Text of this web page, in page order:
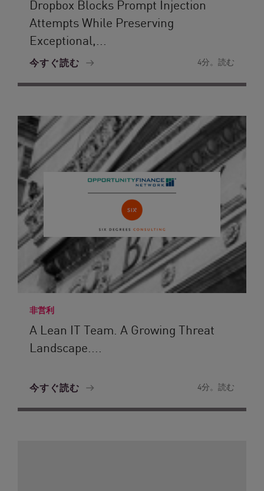
Dropbox Blocks Prompt Injection
Attempts While Preserving
Exceptional,...
今すぐ読む 4分。読む
非営利
A Lean IT Team. A Growing Threat
Landscape....
今すぐ読む 4分。読む